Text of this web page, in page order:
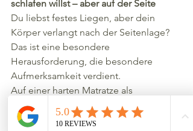
schlafen willst – aber auf der Seite
Du liebst festes Liegen, aber dein
Körper verlangt nach der Seitenlage?
Das ist eine besondere
Herausforderung, die besondere
Aufmerksamkeit verdient.
Auf einer harten Matratze als
Seitenschläfer entstehen Druckpunkte
– vor allem an Schulter und Hüfte. Hier